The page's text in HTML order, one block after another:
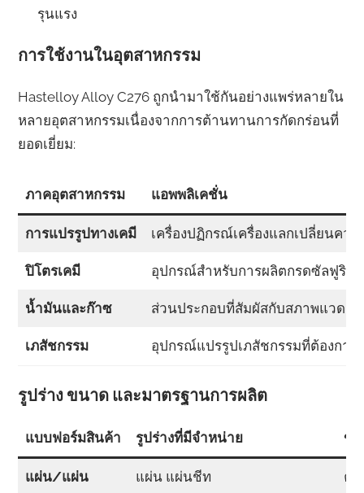
รุนแรง
การใช้งานในอุตสาหกรรม
Hastelloy Alloy C276 ถูกนำมาใช้กันอย่างแพร่หลายใน
หลายอุตสาหกรรมเนื่องจากการต้านทานการกัดกร่อนที่
ยอดเยี่ยม:
ภาคอุตสาหกรรม แอพพลิเคชั่น
การแปรรูปทางเคมี เครื่องปฏิกรณ์เครื่องแลกเปลี่ยนคว
ปิโตรเคมี อุปกรณ์สำหรับการผลิตกรดซัลฟูริก
น้ำมันและก๊าซ ส่วนประกอบที่สัมผัสกับสภาพแวดล้
เภสัชกรรม อุปกรณ์แปรรูปเภสัชกรรมที่ต้องกา
รูปร่าง ขนาด และมาตรฐานการผลิต
แบบฟอร์มสินค้า รูปร่างที่มีจำหน่าย ข
แผ่น/แผ่น แผ่น แผ่นชีท คว